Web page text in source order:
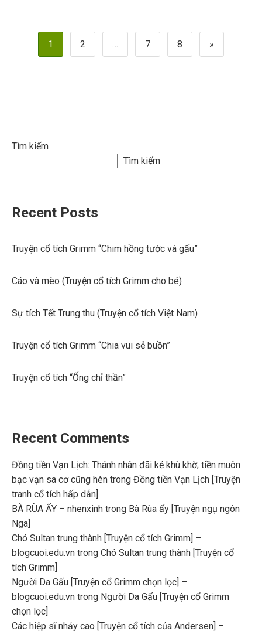
Phân
trang
1 2 … 7 8 »
Tìm kiếm
Tìm kiếm
Recent Posts
Truyện cổ tích Grimm “Chim hồng tước và gấu”
Cáo và mèo (Truyện cổ tích Grimm cho bé)
Sự tích Tết Trung thu (Truyện cổ tích Việt Nam)
Truyện cổ tích Grimm “Chia vui sẻ buồn”
Truyện cổ tích “Ống chỉ thần”
Recent Comments
Đồng tiền Vạn Lịch: Thánh nhân đãi kẻ khù khờ; tiền muôn
bạc vạn sa cơ cũng hèn trong Đồng tiền Vạn Lịch [Truyện
tranh cổ tích hấp dẫn]
BÀ RÙA ẤY – nhenxinh trong Bà Rùa ấy [Truyện ngụ ngôn
Nga]
Chó Sultan trung thành [Truyện cổ tích Grimm] –
blogcuoi.edu.vn trong Chó Sultan trung thành [Truyện cổ
tích Grimm]
Người Da Gấu [Truyện cổ Grimm chọn lọc] –
blogcuoi.edu.vn trong Người Da Gấu [Truyện cổ Grimm
chọn lọc]
Các hiệp sĩ nhảy cao [Truyện cổ tích của Andersen] –